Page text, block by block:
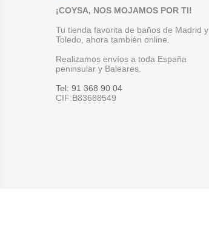
¡COYSA, NOS MOJAMOS POR TI!
Tu tienda favorita de baños de Madrid y
Toledo, ahora también online.
Realizamos envíos a toda España
peninsular y Baleares.
Tel: 91 368 90 04
CIF:B83688549